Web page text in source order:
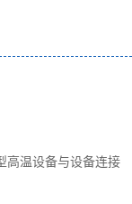
高温设备与设备连接